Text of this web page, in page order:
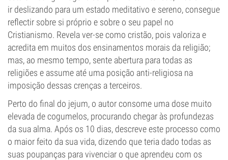
ir deslizando para um estado meditativo e sereno, consegue
reflectir sobre si próprio e sobre o seu papel no
Cristianismo. Revela ver-se como cristão, pois valoriza e
acredita em muitos dos ensinamentos morais da religião;
mas, ao mesmo tempo, sente abertura para todas as
religiões e assume até uma posição anti-religiosa na
imposição dessas crenças a terceiros.
Perto do final do jejum, o autor consome uma dose muito
elevada de cogumelos, procurando chegar às profundezas
da sua alma. Após os 10 dias, descreve este processo como
o maior feito da sua vida, dizendo que teria dado todas as
suas poupanças para vivenciar o que aprendeu com os